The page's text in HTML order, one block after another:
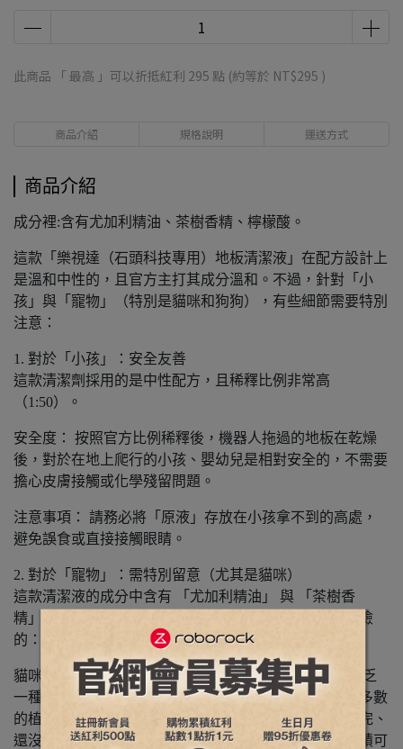
此商品 「 最高 」可以折抵紅利 295 點 (約等於 NT$295 )
商品介紹 規格說明 運送方式
商品介紹
成分裡:含有尤加利精油、茶樹香精、檸檬酸。
這款「樂視達（石頭科技專用）地板清潔液」在配方設計上
是溫和中性的，且官方主打其成分溫和。不過，針對「小
孩」與「寵物」（特別是貓咪和狗狗），有些細節需要特別
注意：
1. 對於「小孩」：安全友善
這款清潔劑採用的是中性配方，且稀釋比例非常高
（1:50）。
安全度： 按照官方比例稀釋後，機器人拖過的地板在乾燥
後，對於在地上爬行的小孩、嬰幼兒是相對安全的，不需要
擔心皮膚接觸或化學殘留問題。
注意事項： 請務必將「原液」存放在小孩拿不到的高處，
避免誤食或直接接觸眼睛。
2. 對於「寵物」：需特別留意（尤其是貓咪）
這款清潔液的成分中含有 「尤加利精油」 與 「茶樹香
精」。這兩種成分在寵物界（特別是貓咪）是有潛在風險
的：
貓咪家庭（強烈不建議或需極度小心）： 貓咪的肝臟缺乏
一種叫「葡萄糖醛酸轉移酶」的解毒酶，無法代謝絕大多數
的植物精油，特別是茶樹和尤加利。如果貓咪走過剛拖完、
還沒乾的地板，腳掌沾到並在舔毛時吃進肚子，長期累積可